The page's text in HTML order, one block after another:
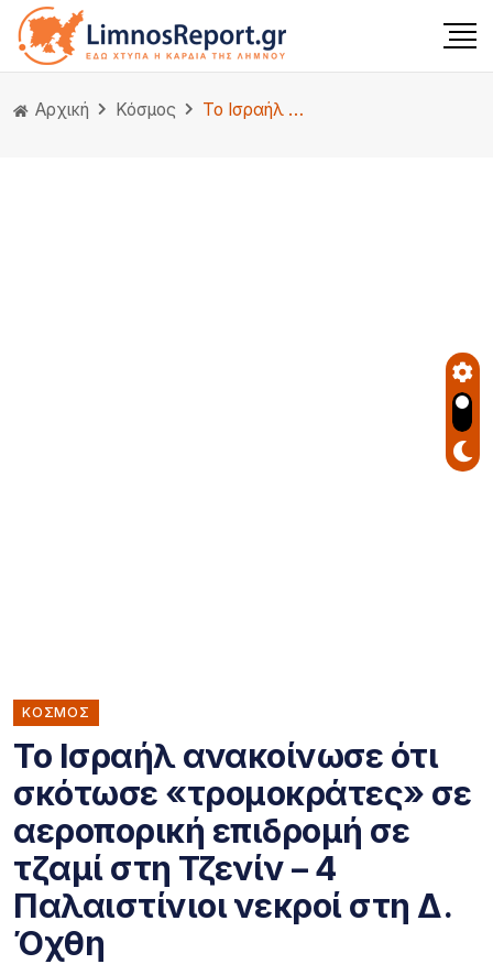
Αρχική Κόσμος Το Ισραήλ ανακοίνωσε ότι σκότωσε «τρομοκράτες» σε αεροπορική επιδρομή σε τζαμί στη Τζενίν – 4 Παλαιστίνιοι νεκροί στη Δ. Όχθη
ΚΌΣΜΟΣ
Το Ισραήλ ανακοίνωσε ότι
σκότωσε «τρομοκράτες» σε
αεροπορική επιδρομή σε
τζαμί στη Τζενίν – 4
Παλαιστίνιοι νεκροί στη Δ.
Όχθη